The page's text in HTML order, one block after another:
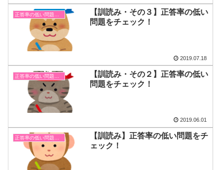
【訓読み・その３】正答率の低い
問題をチェック！
2019.07.18
【訓読み・その２】正答率の低い
問題をチェック！
2019.06.01
正答率の低い問題まとめ
【訓読み】正答率の低い問題をチ
ェック！